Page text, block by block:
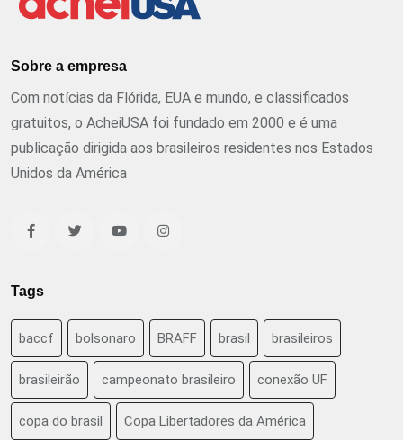
Sobre a empresa
Com notícias da Flórida, EUA e mundo, e classificados
gratuitos, o AcheiUSA foi fundado em 2000 e é uma
publicação dirigida aos brasileiros residentes nos Estados
Unidos da América
Tags
baccf bolsonaro BRAFF brasil brasileiros
brasileirão campeonato brasileiro conexão UF
copa do brasil Copa Libertadores da América